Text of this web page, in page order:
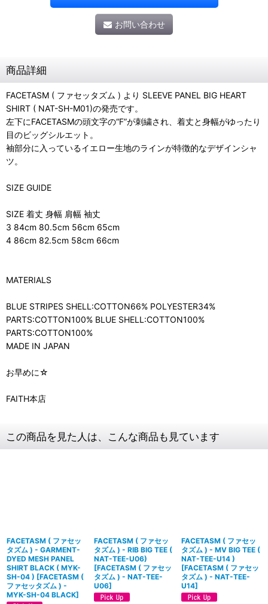
お問い合わせ
商品詳細
FACETASM ( ファセッタズム ) より SLEEVE PANEL BIG HEART
SHIRT ( NAT-SH-M01)の発売です。
左下にFACETASMの頭文字の“F”が刺繍され、着丈と身幅がゆったり
目のビッグシルエット。
袖部分に入っているイエロー生地のラインが特徴的なデザインシャ
ツ。
SIZE GUIDE
SIZE 着丈 身幅 肩幅 袖丈
3 84cm 80.5cm 56cm 65cm
4 86cm 82.5cm 58cm 66cm
MATERIALS
BLUE STRIPES SHELL:COTTON66% POLYESTER34%
PARTS:COTTON100% BLUE SHELL:COTTON100%
PARTS:COTTON100%
MADE IN JAPAN
お早めに☆
FAITH本店
この商品を見た人は、こんな商品も見ています
FACETASM ( ファセッ
タズム ) - GARMENT-
DYED MESH PANEL
SHIRT BLACK ( MYK-
SH-04 ) [FACETASM (
ファセッタズム ) -
MYK-SH-04 BLACK]
FACETASM ( ファセッ
タズム ) - RIB BIG TEE (
NAT-TEE-U06)
[FACETASM ( ファセッ
タズム ) - NAT-TEE-
U06]
FACETASM ( ファセッ
タズム ) - MV BIG TEE (
NAT-TEE-U14 )
[FACETASM ( ファセッ
タズム ) - NAT-TEE-
U14]